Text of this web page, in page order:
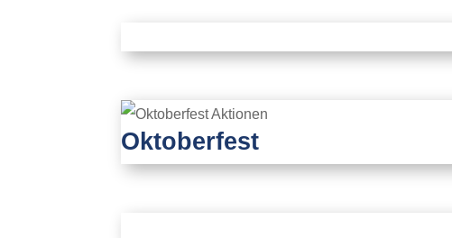
Oktoberfest